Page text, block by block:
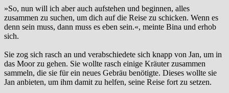
»So, nun will ich aber auch aufstehen und beginnen, alles
zusammen zu suchen, um dich auf die Reise zu schicken. Wenn es
denn sein muss, dann muss es eben sein.«, meinte Bina und erhob
sich.
Sie zog sich rasch an und verabschiedete sich knapp von Jan, um in
das Moor zu gehen. Sie wollte rasch einige Kräuter zusammen
sammeln, die sie für ein neues Gebräu benötigte. Dieses wollte sie
Jan anbieten, um ihm damit zu helfen, seine Reise fort zu setzen.